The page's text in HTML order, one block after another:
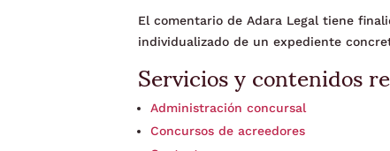
El comentario de Adara Legal tiene
individualizado de un expediente
Servicios y contenidos
Administración concursal
Concursos de acreedores